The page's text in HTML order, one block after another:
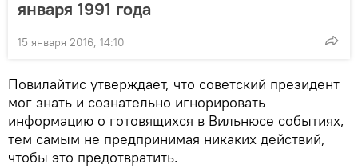
января 1991 года
15 января 2016, 14:10
Повилайтис утверждает, что советский президент
мог знать и сознательно игнорировать
информацию о готовящихся в Вильнюсе событиях,
тем самым не предпринимая никаких действий,
чтобы это предотвратить.